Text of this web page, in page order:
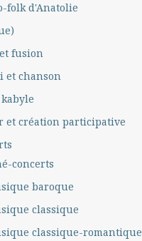
folk d'Anatolie
fusion
et chanson
et création participative
concerts
baroque
classique
classique-romantique